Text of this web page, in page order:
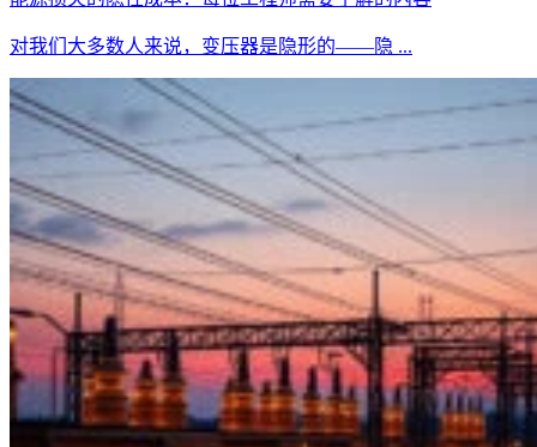
对我们大多数人来说，变压器是隐形的——隐 ...